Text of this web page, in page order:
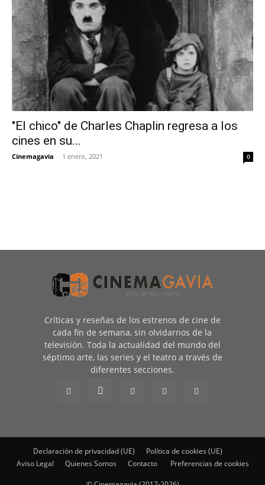
"El chico" de Charles Chaplin regresa a los
cines en su...
Cinemagavia - 1 enero, 2021 0
Críticas y reseñas de los estrenos de cine de
cada fin de semana, sin olvidarnos de la
televisión. Toda la actualidad del mundo del
séptimo arte, las series y el teatro a través de
diferentes secciones.
Declaración de privacidad (UE)
Política de cookies (UE)
Aviso Legal
Quienes Somos Contacto Preferencias de cookies